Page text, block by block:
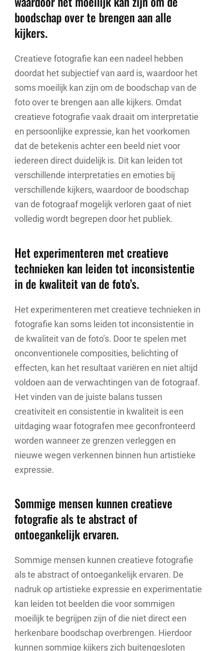
boodschap over te brengen aan alle
kijkers.
Creatieve fotografie kan een nadeel hebben
doordat het subjectief van aard is, waardoor het
soms moeilijk kan zijn om de boodschap van de
foto over te brengen aan alle kijkers. Omdat
creatieve fotografie vaak draait om interpretatie
en persoonlijke expressie, kan het voorkomen
dat de betekenis achter een beeld niet voor
iedereen direct duidelijk is. Dit kan leiden tot
verschillende interpretaties en emoties bij
verschillende kijkers, waardoor de boodschap
van de fotograaf mogelijk verloren gaat of niet
volledig wordt begrepen door het publiek.
Het experimenteren met creatieve
technieken kan leiden tot inconsistentie
in de kwaliteit van de foto’s.
Het experimenteren met creatieve technieken in
fotografie kan soms leiden tot inconsistentie in
de kwaliteit van de foto’s. Door te spelen met
onconventionele composities, belichting of
effecten, kan het resultaat variëren en niet altijd
voldoen aan de verwachtingen van de fotograaf.
Het vinden van de juiste balans tussen
creativiteit en consistentie in kwaliteit is een
uitdaging waar fotografen mee geconfronteerd
worden wanneer ze grenzen verleggen en
nieuwe wegen verkennen binnen hun artistieke
expressie.
Sommige mensen kunnen creatieve
fotografie als te abstract of
ontoegankelijk ervaren.
Sommige mensen kunnen creatieve fotografie
als te abstract of ontoegankelijk ervaren. De
nadruk op artistieke expressie en experimentatie
kan leiden tot beelden die voor sommigen
moeilijk te begrijpen zijn of die niet direct een
herkenbare boodschap overbrengen. Hierdoor
kunnen sommige kijkers zich buitengesloten